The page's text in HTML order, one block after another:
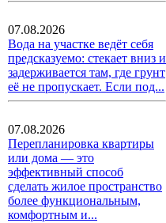
07.08.2026
Вода на участке ведёт себя
предсказуемо: стекает вниз и
задерживается там, где грунт
её не пропускает. Если под...
07.08.2026
Перепланировка квартиры
или дома — это
эффективный способ
сделать жилое пространство
более функциональным,
комфортным и...